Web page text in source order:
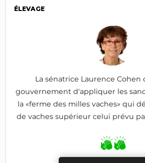
ÉLEVAGE
La sénatrice Laurence Cohen
gouvernement d'appliquer les
la «ferme des milles vaches» qui
de vaches supérieur celui prévu